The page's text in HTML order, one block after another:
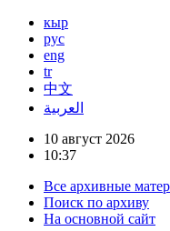
кыр
рус
eng
tr
中文
العربية
10 август 2026
10:37
Все архивные
Поиск по архиву
На основной сайт